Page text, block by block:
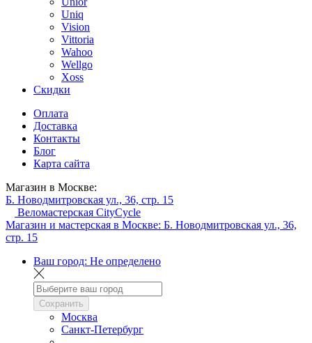
Uniq
Vision
Vittoria
Wahoo
Wellgo
Xoss
Скидки
Оплата
Доставка
Контакты
Блог
Карта сайта
Магазин в Москве:
Б. Новодмитровская ул., 36, стр. 15
Веломастерская CityCycle
Магазин и мастерская в Москве: Б. Новодмитровская ул., 36,
стр. 15
Ваш город: Не определено
Сохранить
Москва
Санкт-Петербург